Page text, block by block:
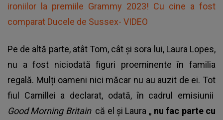
ironiilor la premiile Grammy 2023! Cu cine a fost
comparat Ducele de Sussex- VIDEO
Pe de altă parte, atât Tom, cât și sora lui, Laura Lopes,
nu a fost niciodată figuri proeminente în familia
regală. Mulți oameni nici măcar nu au auzit de ei. Tot
fiul Camillei a declarat, odată, în cadrul emisiunii
Good Morning Britain că el și Laura „ nu fac parte cu